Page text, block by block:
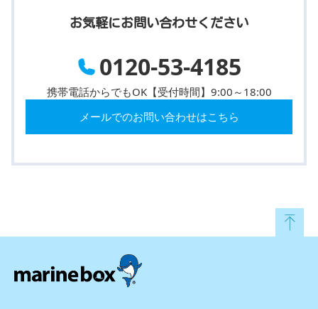
お気軽にお問い合わせください
0120-53-4185
携帯電話からでもOK【受付時間】9:00～18:00
メールでのお問い合わせはこちら